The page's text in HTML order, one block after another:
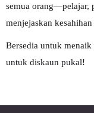
semua orang—pelajar,
menjejaskan
Bersedia untuk
untuk diskaun pukal!